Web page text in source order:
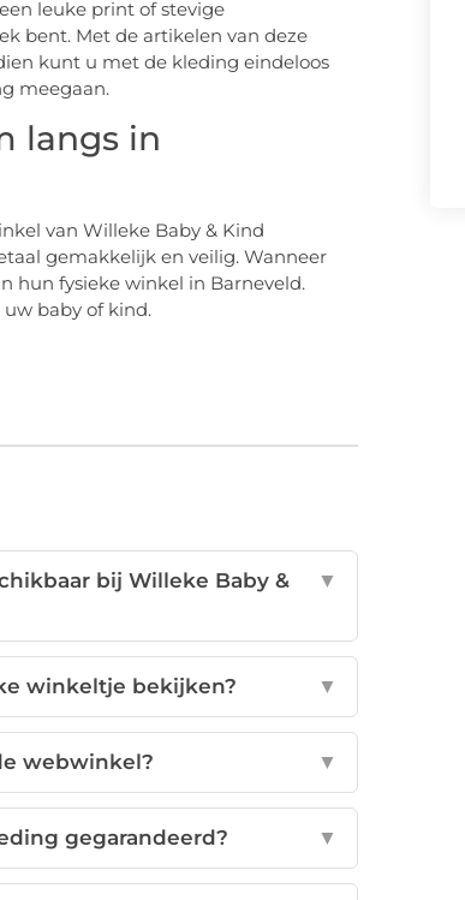
leuke print of stevige
bent. Met de artikelen van deze
kunt u met de kleding eindeloos
meegaan.
langs in
van Willeke Baby & Kind
gemakkelijk en veilig. Wanneer
hun fysieke winkel in Barneveld.
baby of kind.
bij Willeke Baby &
▼
winkeltje bekijken? ▼
webwinkel? ▼
gegarandeerd? ▼